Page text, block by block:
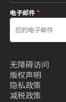
电子邮件*
无障碍访问
版权声明
隐私政策
减税政策